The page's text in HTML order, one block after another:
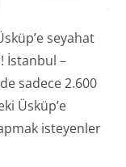
seyahat
İstanbul –
sadece 2.600
Üsküp’e
isteyenler